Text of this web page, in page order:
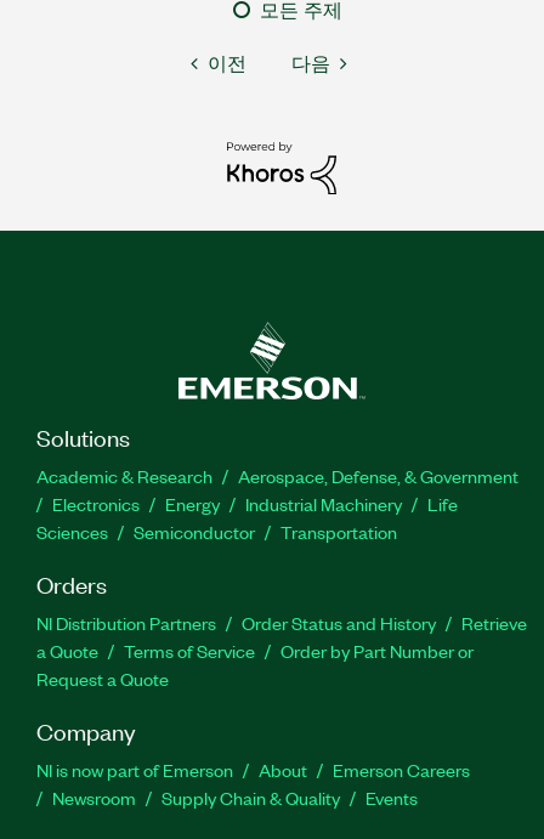
모든 주제
이전 다음
Solutions
Academic & Research
Aerospace, Defense, & Government
Electronics
Energy Industrial Machinery
Life
Sciences
Semiconductor Transportation
Orders
NI Distribution Partners Order Status and History
Retrieve
a Quote
Terms of Service
Order by Part Number or
Request a Quote
Company
NI is now part of Emerson About
Emerson Careers
Newsroom
Supply Chain & Quality Events